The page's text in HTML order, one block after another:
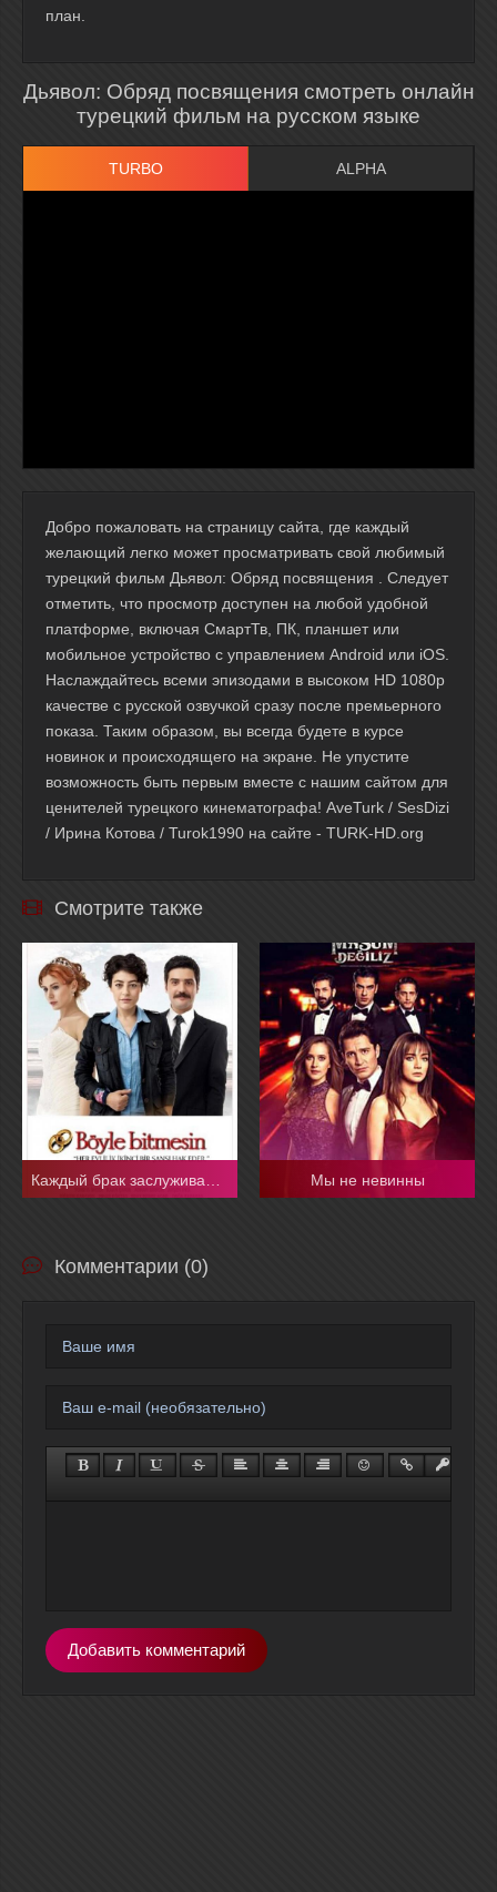
план.
Дьявол: Обряд посвящения смотреть онлайн
турецкий фильм на русском языке
TURBO ALPHA
Добро пожаловать на страницу сайта, где каждый
желающий легко может просматривать свой любимый
турецкий фильм Дьявол: Обряд посвящения . Следует
отметить, что просмотр доступен на любой удобной
платформе, включая СмартТв, ПК, планшет или
мобильное устройство с управлением Android или iOS.
Наслаждайтесь всеми эпизодами в высоком HD 1080p
качестве с русской озвучкой сразу после премьерного
показа. Таким образом, вы всегда будете в курсе
новинок и происходящего на экране. Не упустите
возможность быть первым вместе с нашим сайтом для
ценителей турецкого кинематографа! AveTurk / SesDizi
/ Ирина Котова / Turok1990 на сайте - TURK-HD.org
Смотрите также
Мы не невинны
Комментарии (0)
Добавить комментарий